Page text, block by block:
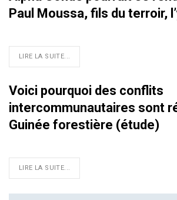
Paul Moussa, fils du terroir,
LIRE LA SUITE...
Voici pourquoi des conflits
intercommunautaires sont
Guinée forestière (étude)
LIRE LA SUITE...